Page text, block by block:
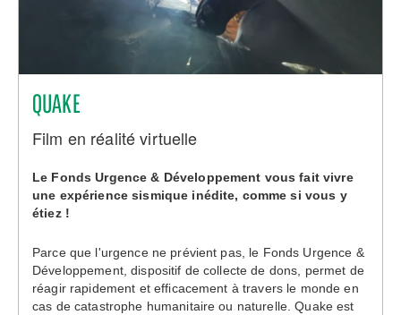
QUAKE
Film en réalité virtuelle
Le Fonds Urgence & Développement vous fait vivre
une expérience sismique inédite, comme si vous y
étiez !
Parce que l'urgence ne prévient pas, le Fonds Urgence &
Développement, dispositif de collecte de dons, permet de
réagir rapidement et efficacement à travers le monde en
cas de catastrophe humanitaire ou naturelle. Quake est